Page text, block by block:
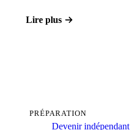
Lire plus
PRÉPARATION
Devenir indépendant